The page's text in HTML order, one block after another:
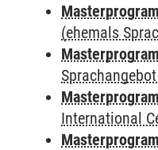
(ehemals
International